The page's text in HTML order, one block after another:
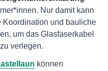
Nur damit kann
und bauliche
um das Glasfaserkabel
verlegen.
können